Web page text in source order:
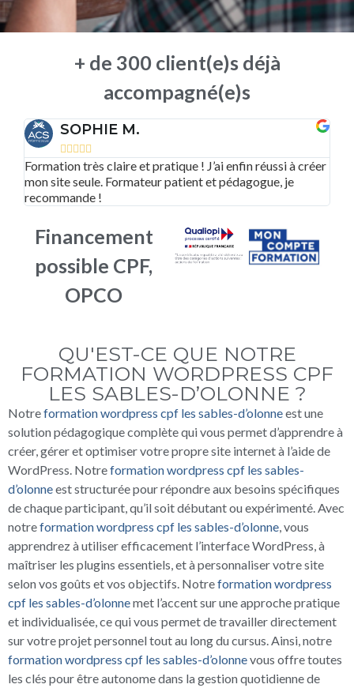
+ de 300 client(e)s déjà
accompagné(e)s
SOPHIE M.

Formation très claire et pratique ! J’ai enfin réussi à créer
mon site seule. Formateur patient et pédagogue, je
recommande !
Financement
possible CPF,
OPCO
QU'EST-CE QUE NOTRE
FORMATION WORDPRESS CPF
LES SABLES-D’OLONNE ?
Notreformation wordpress cpf les sables-d’olonneest une
solution pédagogique complète qui vous permet d’apprendre à
créer, gérer et optimiser votre propre site internet à l’aide de
WordPress. Notreformation wordpress cpf les sables-
d’olonneest structurée pour répondre aux besoins spécifiques
de chaque participant, qu’il soit débutant ou expérimenté. Avec
notreformation wordpress cpf les sables-d’olonne, vous
apprendrez à utiliser efficacement l’interface WordPress, à
maîtriser les plugins essentiels, et à personnaliser votre site
selon vos goûts et vos objectifs. Notreformation wordpress
cpf les sables-d’olonnemet l’accent sur une approche pratique
et individualisée, ce qui vous permet de travailler directement
sur votre projet personnel tout au long du cursus. Ainsi, notre
formation wordpress cpf les sables-d’olonnevous offre toutes
les clés pour être autonome dans la gestion quotidienne de